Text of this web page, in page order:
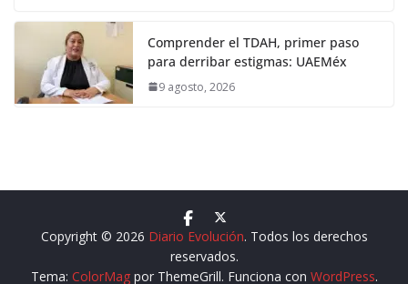
Comprender el TDAH, primer paso
para derribar estigmas: UAEMéx
9 agosto, 2026
Copyright © 2026 Diario Evolución. Todos los derechos
reservados.
Tema: ColorMagpor ThemeGrill. Funciona con WordPress.